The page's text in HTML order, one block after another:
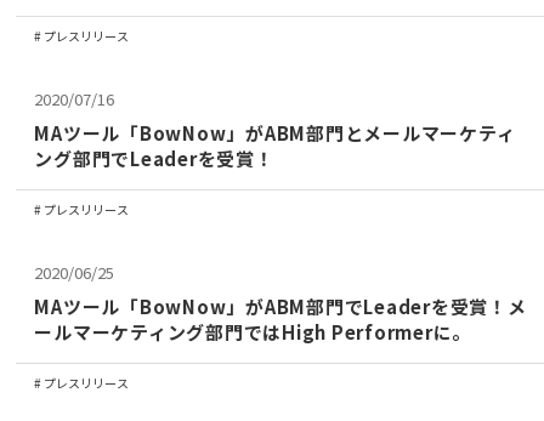
プレスリリース
2020/07/16
MAツール「BowNow」がABM部門とメールマーケティ
ング部門でLeaderを受賞！
プレスリリース
2020/06/25
MAツール「BowNow」がABM部門でLeaderを受賞！メ
ールマーケティング部門ではHigh Performerに。
プレスリリース